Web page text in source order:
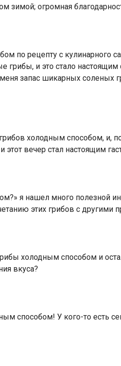
огромная
по рецепту с кулинарного
грибы, и это стало
запас шикарных соленых
холодным способом, и,
вечер стал настоящим
я нашел много полезной
этих грибов с другими
холодным способом и
вкуса?
способом! У кого-то есть